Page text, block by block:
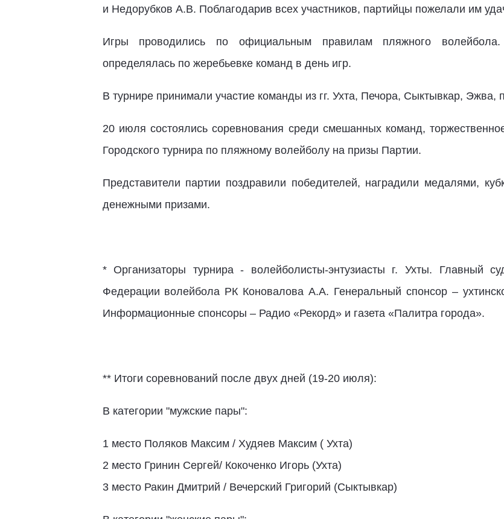
и Недорубков А.В. Поблагодарив всех участников, партийцы пожелали им
Игры проводились по официальным правилам пляжного волейбола.
определялась по жеребьевке команд в день игр.
В турнире принимали участие команды из гг. Ухта, Печора, Сыктывкар, Эжва,
20 июля состоялись соревнования среди смешанных команд,
Городского турнира по пляжному волейболу на призы Партии.
Представители партии поздравили победителей, наградили медалями,
денежными призами.
* Организаторы турнира - волейболисты-энтузиасты г. Ухты. Главный
Федерации волейбола РК Коновалова А.А. Генеральный спонсор –
Информационные спонсоры – Радио «Рекорд» и газета «Палитра города».
** Итоги соревнований после двух дней (19-20 июля):
В категории "мужские пары":
1 место Поляков Максим / Худяев Максим ( Ухта)
2 место Гринин Сергей/ Кокоченко Игорь (Ухта)
3 место Ракин Дмитрий / Вечерский Григорий (Сыктывкар)